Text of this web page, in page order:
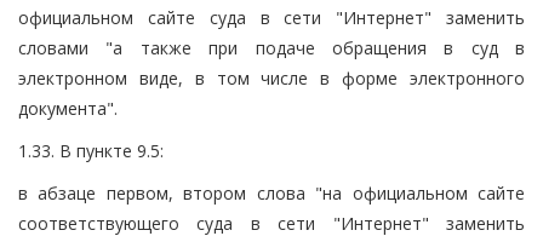
официальном сайте суда в сети "Интернет" заменить
словами "а также при подаче обращения в суд в
электронном виде, в том числе в форме электронного
документа".
1.33. В пункте 9.5:
в абзаце первом, втором слова "на официальном сайте
соответствующего суда в сети "Интернет" заменить